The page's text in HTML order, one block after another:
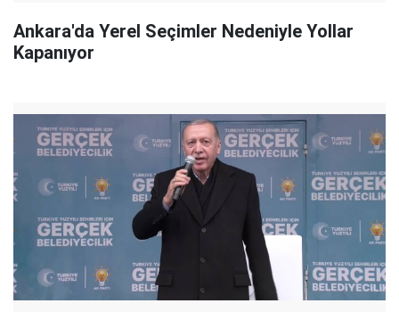
Ankara'da Yerel Seçimler Nedeniyle Yollar
Kapanıyor